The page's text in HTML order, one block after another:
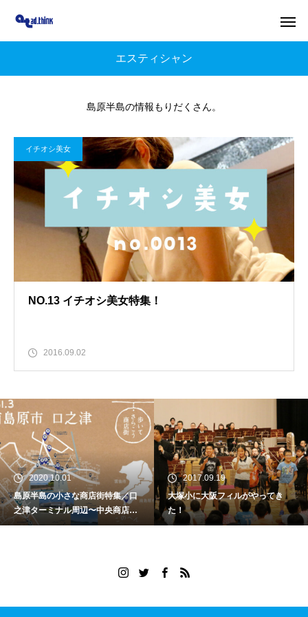
エスティシャン
島原半島の情報もりだくさん。
イチオシ美女
NO.13 イチオシ美女特集！
2016.09.02
2020.10.01
島原半島の小さな商店街特集／口
之津ターミナル周辺〜中央商店
街・栄町商店街〜
2017.09.19
大塚小に大阪フィルがやってき
た！